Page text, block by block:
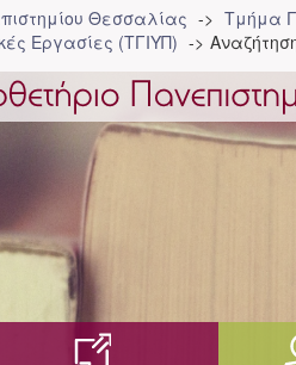
Θεσσαλίας
Τμήμα
Εργασίες (ΤΓΙΥΠ)